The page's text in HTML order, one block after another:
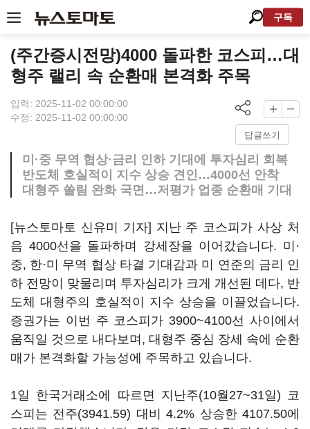
구독
(주간증시전망)4000 돌파한 코스피…대
형주 랠리 속 순환매 본격화 주목
입력: 2025-11-02 00:00:00
수정: 2025-11-02 00:00:00
답글쓰기
미·중 무역 협상·금리 인하 기대에 투자심리 회복
반도체 호실적이 지수 상승 견인…4000선 안착
대형주 쏠림 완화 국면…저평가 업종 순환매 기대
[뉴스토마토 신유미 기자] 지난 주 코스피가 사상 처
음 4000선을 돌파하며 강세장을 이어갔습니다. 미·
중, 한·미 무역 협상 타결 기대감과 미 연준의 금리 인
하 전망이 맞물리며 투자심리가 크게 개선된 데다, 반
도체 대형주의 호실적이 지수 상승을 이끌었습니다.
증권가는 이번 주 코스피가 3900~4100선 사이에서
움직일 것으로 내다보며, 대형주 중심 장세 속에 순환
매가 본격화할 가능성에 주목하고 있습니다.
1일 한국거래소에 따르면 지난주(10월27~31일) 코
스피는 전주(3941.59) 대비 4.2% 상승한 4107.50에